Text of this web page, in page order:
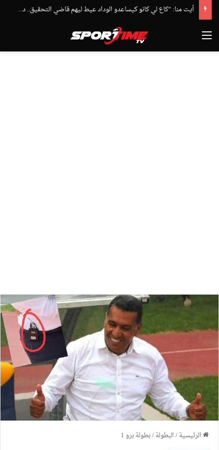
أيت منا: “كاع لي كانو كيساعدو الوداد عيط ليهم قاضي التحقيق.. دابا حتى شي واحد ما بقا باغي يعاون”
القائمة
الرئيسية/البطولة/بطولة برو 1